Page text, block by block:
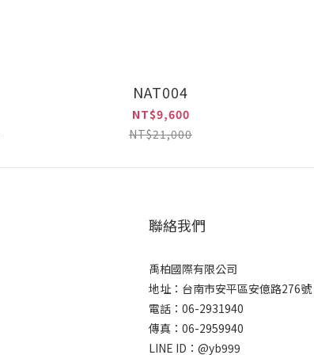
NAT004
NT$9,600
NT$21,000
聯絡我們
禹柏國際有限公司
地址：台南市安平區安億路276號
電話：06-2931940
傳真：06-2959940
LINE ID：@yb999